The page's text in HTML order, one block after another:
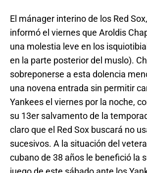
El mánager interino de los Red
informó el viernes que Aroldis
una molestia leve en los
en la parte posterior del muslo).
sobreponerse a esta dolencia
una novena entrada sin permitir
Yankees el viernes por la noche,
su 13er salvamento de la
claro que el Red Sox buscará no
sucesivos. A la situación del
cubano de 38 años le benefició la